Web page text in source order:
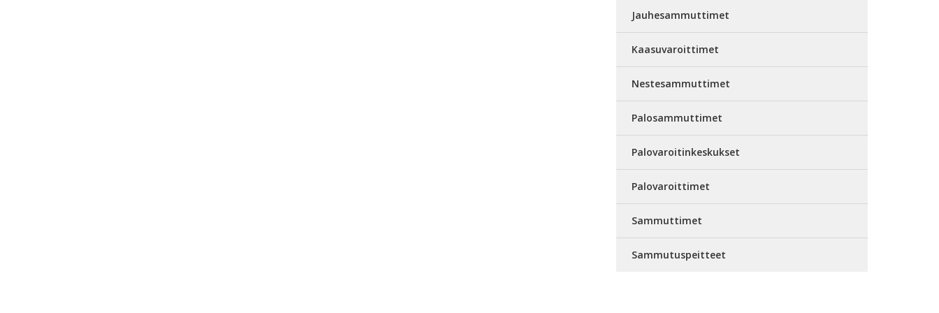
Jauhesammuttimet
Kaasuvaroittimet
Nestesammuttimet
Palosammuttimet
Palovaroitinkeskukset
Palovaroittimet
Sammuttimet
Sammutuspeitteet